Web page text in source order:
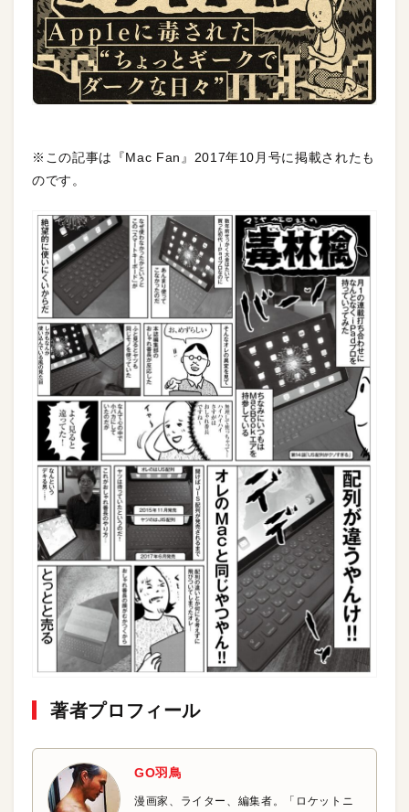
※この記事は『Mac Fan』2017年10月号に掲載されたも
のです。
著者プロフィール
GO羽鳥
漫画家、ライター、編集者。「ロケットニ